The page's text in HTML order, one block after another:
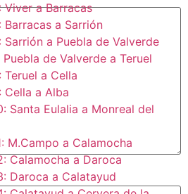
Viver a Barracas
Barracas a Sarrión
Sarrión a Puebla de Valverde
Puebla de Valverde a Teruel
Teruel a Cella
Cella a Alba
Santa Eulalia a Monreal del
M.Campo a Calamocha​
Calamocha a Daroca
Daroca a Calatayud